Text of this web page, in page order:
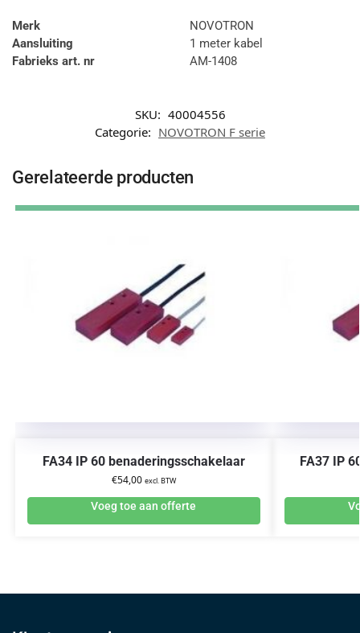
Merk
NOVOTRON
Aansluiting
1 meter kabel
Fabrieks art. nr
AM-1408
SKU: 40004556
Categorie: NOVOTRON F serie
Gerelateerde producten
FA34 IP 60 benaderingsschakelaar
€54,00 excl. BTW
Voeg toe aan offerte
FA37 IP